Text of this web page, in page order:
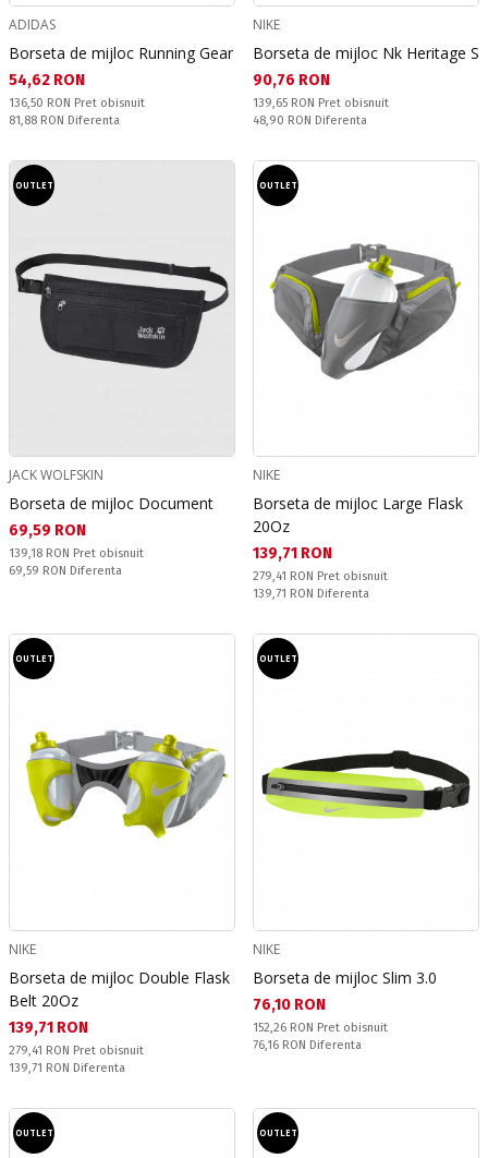
ADIDAS
Borseta de mijloc Running Gear
Текуща цена:
54,62 RON
Pret obisnuit:
136,50 RON Pret obisnuit
Спестявате:
81,88 RON Diferenta
NIKE
Borseta de mijloc Nk Heritage S
Текуща цена:
90,76 RON
Pret obisnuit:
139,65 RON Pret obisnuit
Спестявате:
48,90 RON Diferenta
OUTLET
JACK WOLFSKIN
Borseta de mijloc Document
Текуща цена:
69,59 RON
Pret obisnuit:
139,18 RON Pret obisnuit
Спестявате:
69,59 RON Diferenta
OUTLET
NIKE
Borseta de mijloc Large Flask
20Oz
Текуща цена:
139,71 RON
Pret obisnuit:
279,41 RON Pret obisnuit
Спестявате:
139,71 RON Diferenta
OUTLET
NIKE
Borseta de mijloc Double Flask
Belt 20Oz
Текуща цена:
139,71 RON
Pret obisnuit:
279,41 RON Pret obisnuit
Спестявате:
139,71 RON Diferenta
OUTLET
NIKE
Borseta de mijloc Slim 3.0
Текуща цена:
76,10 RON
Pret obisnuit:
152,26 RON Pret obisnuit
Спестявате:
76,16 RON Diferenta
OUTLET OUTLET